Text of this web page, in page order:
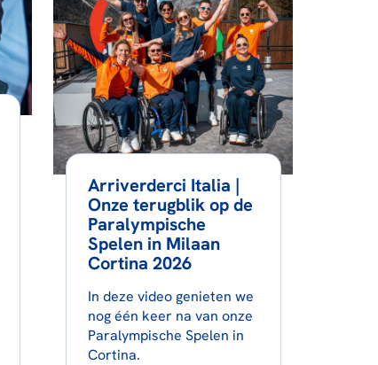
Arriverderci Italia |
Onze terugblik op de
Paralympische
Spelen in Milaan
Cortina 2026
In deze video genieten we
nog één keer na van onze
Paralympische Spelen in
Cortina.